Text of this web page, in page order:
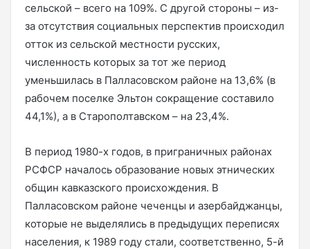
сельской – всего на 109%. С другой стороны – из-
за отсутствия социальных перспектив происходил
отток из сельской местности русских,
численность которых за тот же период
уменьшилась в Палласовском районе на 13,6% (в
рабочем поселке Эльтон сокращение составило
44,1%), а в Старополтавском – на 23,4%.
В период 1980-х годов, в приграничных районах
РСФСР началось образование новых этнических
общин кавказского происхождения. В
Палласовском районе чеченцы и азербайджанцы,
которые не выделялись в предыдущих переписях
населения, к 1989 году стали, соответственно, 5-й